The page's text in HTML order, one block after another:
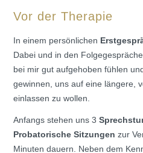
Vor der Therapie
In einem persönlichen
Dabei und in den
bei mir gut aufgehoben fühlen
gewinnen, uns auf eine längere,
einlassen zu wollen.
Anfangs stehen uns 3
Probatorische Sitzungen zur
Minuten dauern. Neben dem